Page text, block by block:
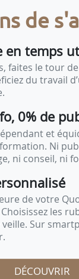
cultures ;
de
en temps
faites le tour
du travail
0% de
et
Ni
ni conseil, ni
de votre
les
Sur
DÉCOUVRIR